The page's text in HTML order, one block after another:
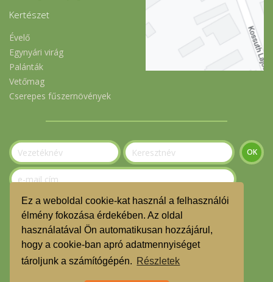
Ez a weboldal cookie-kat használ a felhasználói
élmény fokozása érdekében. Az oldal
használatával Ön automatikusan hozzájárul,
hogy a cookie-ban apró adatmennyiséget
tároljunk a számítógépén. Részletek
Kertészet
Évelő
Egynyári virág
Palánták
Vetőmag
Cserepes fűszernövények
Szeretnék feliratkozni a hírlevélre.
© Gerecse Szatyor Közösség 2023
ÁSZF